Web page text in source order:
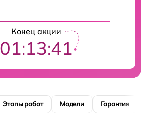
Конец акции
01:13:40
Этапы работ Модели Гарантия